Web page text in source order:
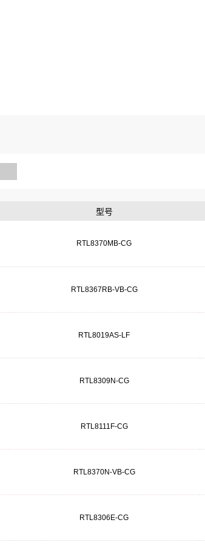
型号
RTL8370MB-CG
RTL8367RB-VB-CG
RTL8019AS-LF
RTL8309N-CG
RTL8111F-CG
RTL8370N-VB-CG
RTL8306E-CG